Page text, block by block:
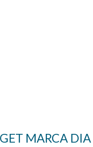
MARCA